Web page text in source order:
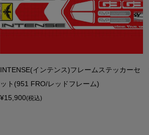
INTENSE(インテンス)フレームステッカーセ
ット(951 FRO/レッドフレーム)
¥15,900(税込)